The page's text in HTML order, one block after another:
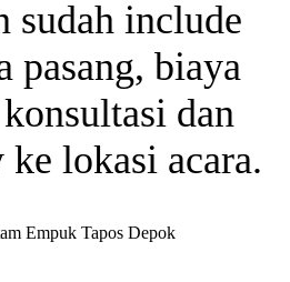
sudah include
pasang, biaya
dan
lokasi acara.